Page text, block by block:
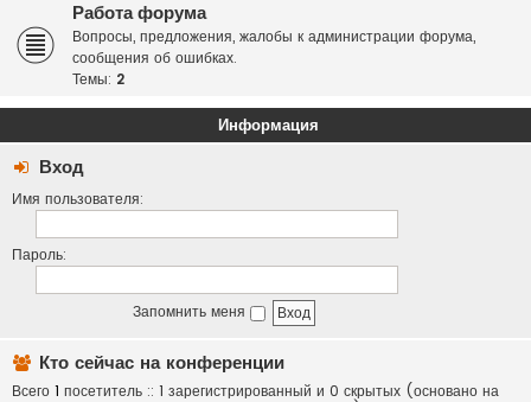
Работа форума
Вопросы, предложения, жалобы к администрации форума,
сообщения об ошибках.
Темы: 2
Информация
Вход
Имя пользователя:
Пароль:
Запомнить меня
Кто сейчас на конференции
Всего 1 посетитель :: 1 зарегистрированный и 0 скрытых (основано на